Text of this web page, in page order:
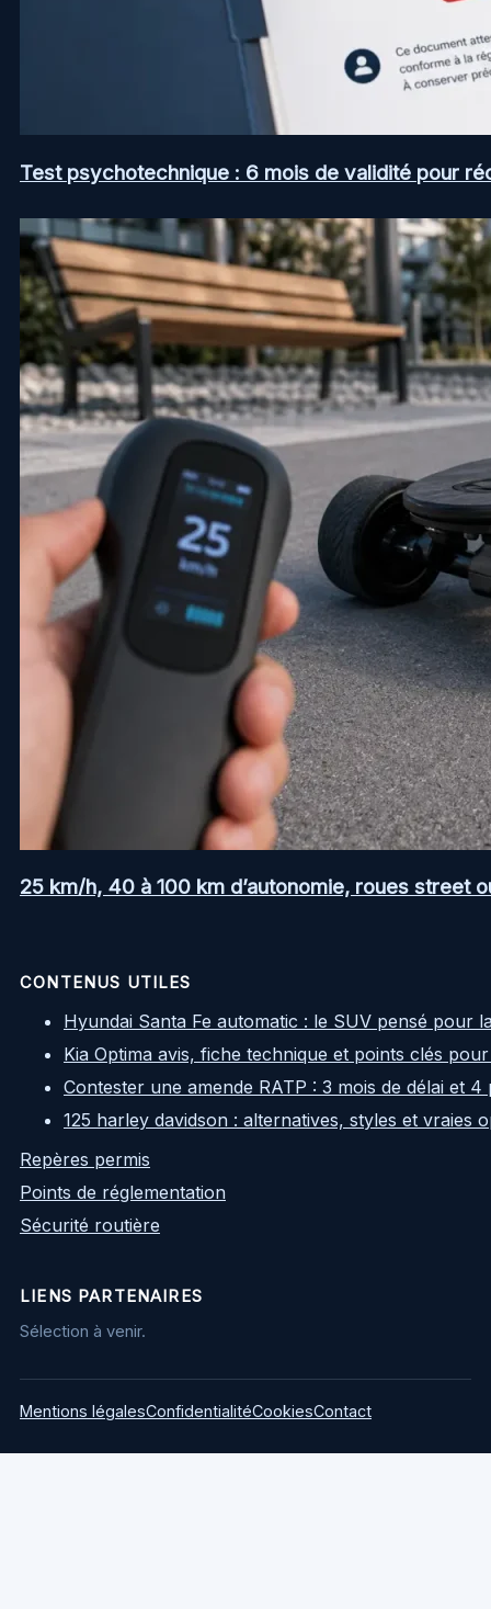
Test psychotechnique : 6 mois de validité pour
25 km/h, 40 à 100 km d’autonomie, roues street
CONTENUS UTILES
Hyundai Santa Fe automatic : le SUV pensé pour
Kia Optima avis, fiche technique et points clés
Contester une amende RATP : 3 mois de délai et
125 harley davidson : alternatives, styles et vraies
Repères permis
Points de réglementation
Sécurité routière
LIENS PARTENAIRES
Sélection à venir.
Mentions légalesConfidentialitéCookiesContact